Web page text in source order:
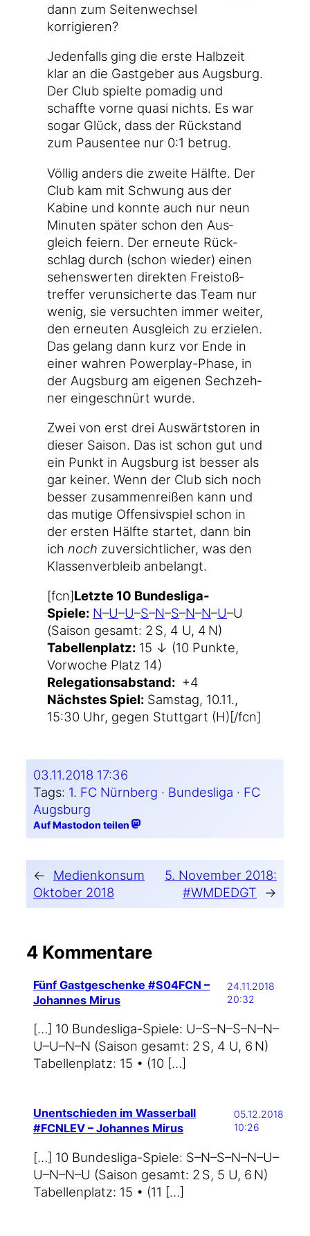
dann zum Sei­ten­wech­sel
korrigieren?
Jeden­falls ging die ers­te Halb­zeit
klar an die Gast­ge­ber aus Augs­burg.
Der Club spiel­te poma­dig und
schaff­te vor­ne qua­si nichts. Es war
sogar Glück, dass der Rück­stand
zum Pau­sen­tee nur 0:1 betrug.
Völ­lig anders die zwei­te Hälf­te. Der
Club kam mit Schwung aus der
Kabi­ne und konn­te auch nur neun
Minu­ten spä­ter schon den Aus­
gleich fei­ern. Der erneu­te Rück­
schlag durch (schon wie­der) einen
sehens­wer­ten direk­ten Frei­stoß­
tref­fer ver­un­si­cher­te das Team nur
wenig, sie ver­such­ten immer wei­ter,
den erneu­ten Aus­gleich zu erzie­len.
Das gelang dann kurz vor Ende in
einer wah­ren Powerplay-Phase, in
der Augs­burg am eige­nen Sech­zeh­
ner ein­ge­schnürt wurde.
Zwei von erst drei Aus­wärts­to­ren in
die­ser Sai­son. Das ist schon gut und
ein Punkt in Augs­burg ist bes­ser als
gar kei­ner. Wenn der Club sich noch
bes­ser zusam­men­rei­ßen kann und
das muti­ge Offen­siv­spiel schon in
der ers­ten Hälf­te star­tet, dann bin
ich noch zuver­sicht­li­cher, was den
Klas­sen­ver­bleib anbelangt.
[fcn]Letz­te 10 Bundesliga-
Spiele: N–U–U–S–N–S–N–N–U–U
(Sai­son gesamt: 2 S, 4 U, 4 N)
Tabel­len­platz: 15 ↓ (10 Punk­te,
Vor­wo­che Platz 14)
Rele­ga­ti­ons­ab­stand: +4
Nächs­tes Spiel: Sams­tag, 10.11.,
15:30 Uhr, gegen Stutt­gart (H)[/fcn]
03.11.2018 17:36
Tags: 1. FC Nürnberg · Bundesliga · FC
Augsburg
Auf Mastodon teilen
←
Medienkonsum
Oktober 2018
5. November 2018:
#WMDEDGT
→
4 Kommentare
Fünf Gastgeschenke #S04FCN –
Johannes Mirus
24.11.2018
20:32
[…] 10 Bundesliga-Spiele: U–S–N–S–N–N–
U–U–N–N (Sai­son gesamt: 2 S, 4 U, 6 N)
Tabel­len­platz: 15 • (10 […]
Unentschieden im Wasserball
#FCNLEV – Johannes Mirus
05.12.2018
10:26
[…] 10 Bundesliga-Spiele: S–N–S–N–N–U–
U–N–N–U (Sai­son gesamt: 2 S, 5 U, 6 N)
Tabel­len­platz: 15 • (11 […]